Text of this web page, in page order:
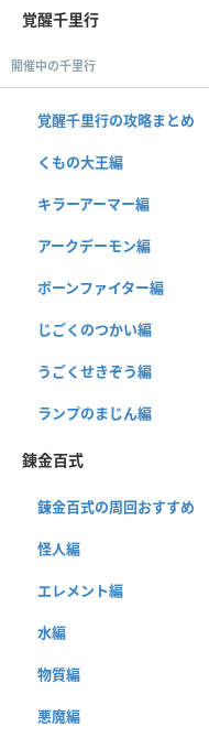
覚醒千里行
開催中の千里行
覚醒千里行の攻略まとめ
くもの大王編
キラーアーマー編
アークデーモン編
ボーンファイター編
じごくのつかい編
うごくせきぞう編
ランプのまじん編
錬金百式
錬金百式の周回おすすめ
怪人編
エレメント編
水編
物質編
悪魔編